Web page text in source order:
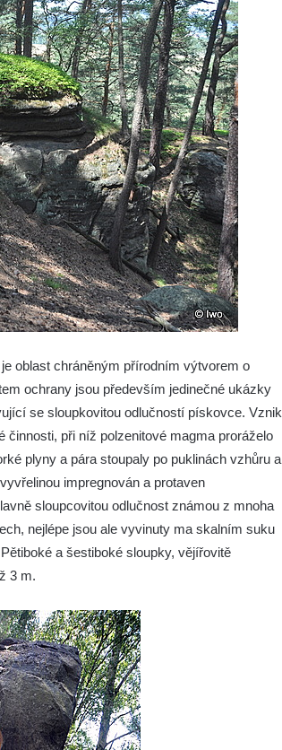
oblast chráněným přírodním výtvorem o
ochrany jsou především jedinečné ukázky
se sloupkovitou odlučností pískovce. Vznik
činnosti, při níž polzenitové magma proráželo
plyny a pára stoupaly po puklinách vzhůru a
impregnován a protaven
sloupcovitou odlučnost známou z mnoha
nejlépe jsou ale vyvinuty ma skalním suku
a šestiboké sloupky, vějířovitě
3 m.